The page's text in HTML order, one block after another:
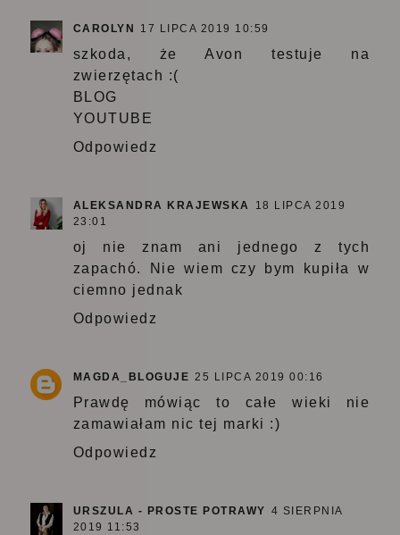
CAROLYN 17 LIPCA 2019 10:59
szkoda, że Avon testuje na
zwierzętach :(
BLOG
YOUTUBE
Odpowiedz
ALEKSANDRA KRAJEWSKA
18 LIPCA 2019
23:01
oj nie znam ani jednego z tych
zapachó. Nie wiem czy bym kupiła w
ciemno jednak
Odpowiedz
MAGDA_BLOGUJE 25 LIPCA 2019 00:16
Prawdę mówiąc to całe wieki nie
zamawiałam nic tej marki :)
Odpowiedz
URSZULA - PROSTE POTRAWY 4 SIERPNIA
2019 11:53